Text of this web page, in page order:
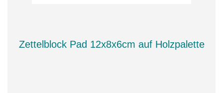
Zettelblock Pad 12x8x6cm auf Holzpalette